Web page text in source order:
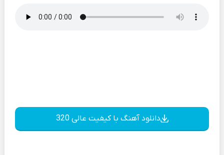
دانلود آهنگ با کیفیت عالی 320